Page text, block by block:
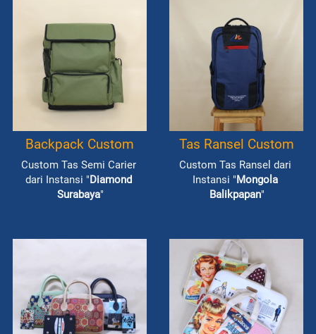
Backpack Custom
Custom Tas Semi Carier
dari Instansi "Diamond
Surabaya"
Tas Ransel Custom
Custom Tas Ransel dari
Instansi "Mongola
Balikpapan"